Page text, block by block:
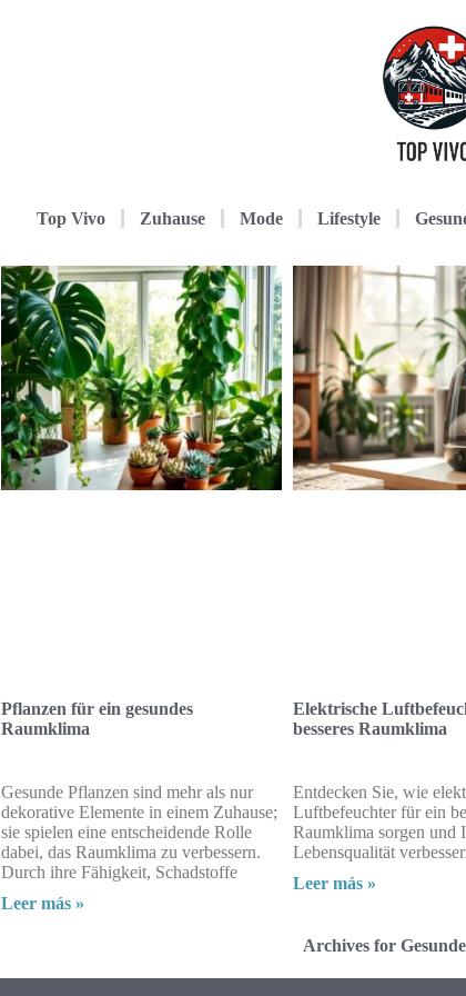
Top Vivo Zuhause Mode Lifestyle
Pflanzen für ein gesundes
Raumklima
Gesunde Pflanzen sind mehr als nur
dekorative Elemente in einem Zuhause;
sie spielen eine entscheidende Rolle
dabei, das Raumklima zu verbessern.
Durch ihre Fähigkeit, Schadstoffe
Leer más »
Elektrische
besseres Raumklima
Entdecken Sie, wie
Luftbefeuchter für ein
Raumklima sorgen und
Lebensqualität
Leer más »
Archives for